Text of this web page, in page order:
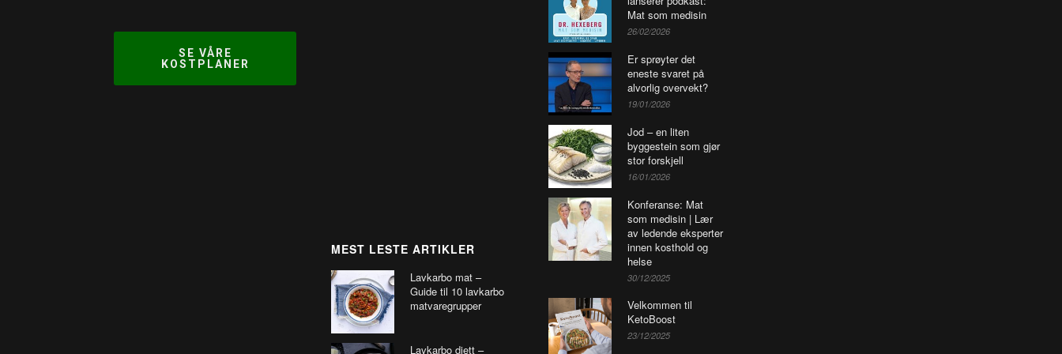
SE VÅRE
KOSTPLANER
MEST LESTE ARTIKLER
Lavkarbo mat –
Guide til 10 lavkarbo
matvaregrupper
Lavkarbo diett –
Mat som medisin
26/02/2026
Er sprøyter det
eneste svaret på
alvorlig overvekt?
19/01/2026
Jod – en liten
byggestein som gjør
stor forskjell
16/01/2026
Konferanse: Mat
som medisin | Lær
av ledende eksperter
innen kosthold og
helse
30/12/2025
Velkommen til
KetoBoost
23/12/2025